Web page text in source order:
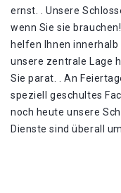
ernst. . Unsere
wenn Sie sie
helfen Ihnen
unsere zentrale Lage
Sie parat. . An
speziell geschultes
noch heute unsere
Dienste sind überall